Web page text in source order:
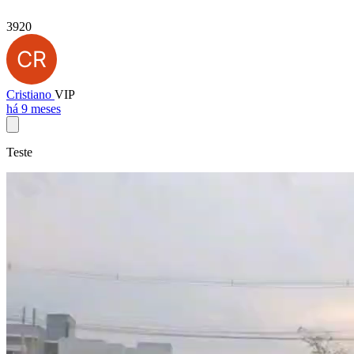
3920
Cristiano VIP
há 9 meses
Teste